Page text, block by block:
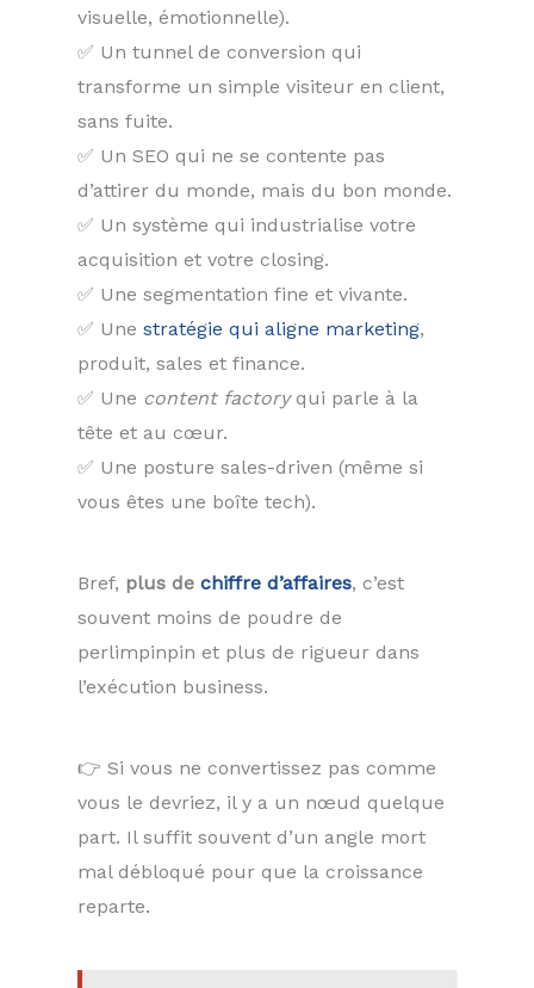
visuelle, émotionnelle).
✅ Un tunnel de conversion qui
transforme un simple visiteur en client,
sans fuite.
✅ Un SEO qui ne se contente pas
d’attirer du monde, mais du bon monde.
✅ Un système qui industrialise votre
acquisition et votre closing.
✅ Une segmentation fine et vivante.
✅ Une stratégie qui aligne marketing,
produit, sales et finance.
✅ Une content factoryqui parle à la
tête et au cœur.
✅ Une posture sales-driven (même si
vous êtes une boîte tech).
Bref, plus de chiffre d’affaires, c’est
souvent moins de poudre de
perlimpinpin et plus de rigueur dans
l’exécution business.
👉 Si vous ne convertissez pas comme
vous le devriez, il y a un nœud quelque
part. Il suffit souvent d’un angle mort
mal débloqué pour que la croissance
reparte.